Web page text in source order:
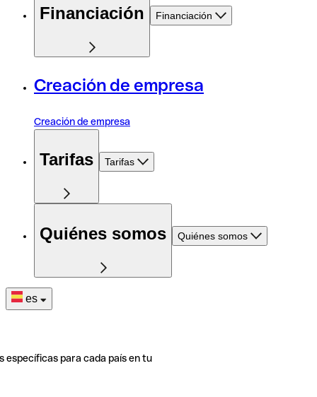
Financiación Financiación
Creación de empresa
Creación de empresa
Tarifas Tarifas
Quiénes somos Quiénes somos
es
específicas para cada país en tu